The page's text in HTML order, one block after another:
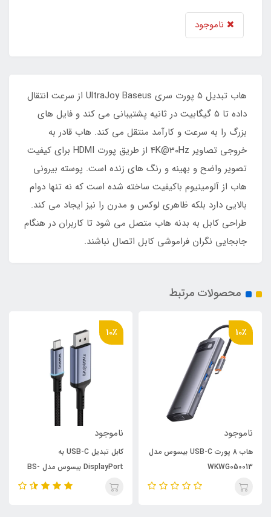
ناموجود
هاب تبدیل 5 پورت سری UltraJoy Baseus از سرعت انتقال
داده تا 5 گیگابیت در ثانیه پشتیبانی می کند و فایل های
بزرگ را به سرعت و کارآمد منتقل می کند. هاب قادر به
خروجی تصاویر 4K@30Hz از طریق پورت HDMI برای کیفیت
تصویر واضح و بهینه و رنگ های زنده است. پوسته بیرونی
هاب از آلومینیوم باکیفیت ساخته شده است که نه تنها دوام
بالایی دارد بلکه ظاهری لوکس و مدرن را نیز ایجاد می کند.
طراحی کابل به بدنه هاب متصل می شود تا کاربران در هنگام
جابجایی نگران فراموشی کابل اتصال نباشند.
محصولات مرتبط
10٪
ناموجود
هاب 8 پورت USB-C بیسوس مدل
WKWG050013
10٪
ناموجود
کابل تبدیل USB-C به
DisplayPort بیسوس مدل BS-
OH139 طول 1.5 متر